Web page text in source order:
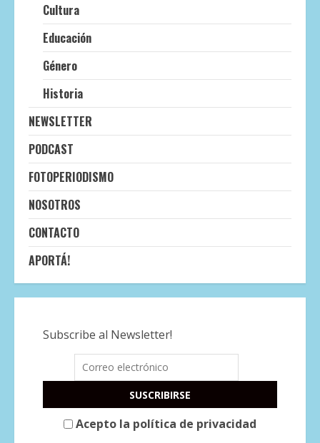
Cultura
Educación
Género
Historia
NEWSLETTER
PODCAST
FOTOPERIODISMO
NOSOTROS
CONTACTO
APORTÁ!
Subscribe al Newsletter!
Acepto la política de privacidad